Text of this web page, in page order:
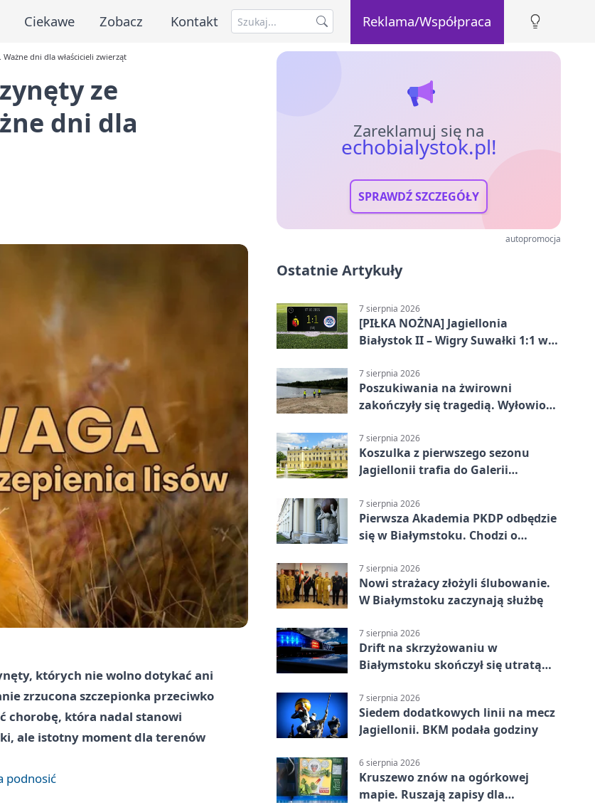
Ciekawe Zobacz Kontakt Reklama/Współpraca
dni dla właścicieli zwierząt
ze
dni dla
których nie wolno dotykać ani
zrzucona szczepionka przeciwko
chorobę, która nadal stanowi
ale istotny moment dla terenów
podnosić
Zareklamuj się na
echobialystok.pl!
SPRAWDŹ SZCZEGÓŁY
autopromocja
Ostatnie Artykuły
7 sierpnia 2026
[PIŁKA NOŻNA] Jagiellonia
Białystok II – Wigry Suwałki 1:1 w
7 sierpnia 2026
Poszukiwania na żwirowni
zakończyły się tragedią. Wyłowiono
7 sierpnia 2026
Koszulka z pierwszego sezonu
Jagiellonii trafia do Galerii
7 sierpnia 2026
Pierwsza Akademia PKDP odbędzie
się w Białymstoku. Chodzi o
7 sierpnia 2026
Nowi strażacy złożyli ślubowanie.
W Białymstoku zaczynają służbę
7 sierpnia 2026
Drift na skrzyżowaniu w
Białymstoku skończył się utratą
7 sierpnia 2026
Siedem dodatkowych linii na mecz
Jagiellonii. BKM podała godziny
6 sierpnia 2026
Kruszewo znów na ogórkowej
mapie. Ruszają zapisy dla